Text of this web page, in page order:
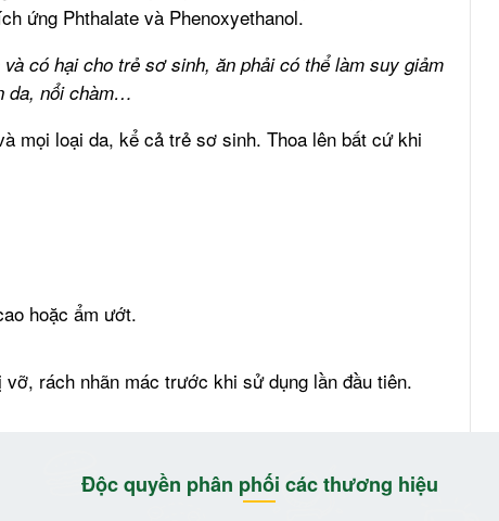
ứng Phthalate và Phenoxyethanol.
có hại cho trẻ sơ sinh, ăn phải có thể làm suy giảm
da, nổi chàm…
mọi loại da, kể cả trẻ sơ sinh. Thoa lên bất cứ khi
hoặc ẩm ướt.
rách nhãn mác trước khi sử dụng lần đầu tiên.
Độc quyền phân phối các thương hiệu